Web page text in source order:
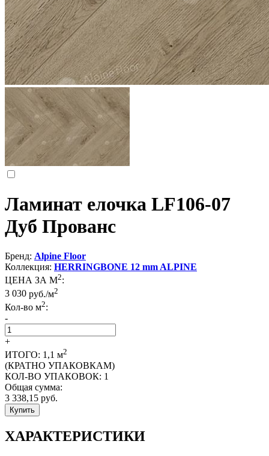
Ламинат елочка LF106-07
Дуб Прованс
Бренд: Alpine Floor
Коллекция: HERRINGBONE 12 mm ALPINE
ЦЕНА ЗА М2:
3 030 руб./м2
Кол-во м2:
-
+
ИТОГО: 1,1 м2
(КРАТНО УПАКОВКАМ)
КОЛ-ВО УПАКОВОК: 1
Общая сумма:
3 338,15 руб.
Купить
ХАРАКТЕРИСТИКИ